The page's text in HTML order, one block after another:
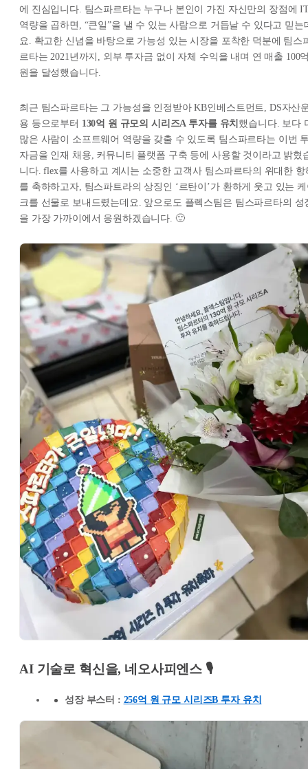
에 진심입니다. 팀스파르타는 누구나 본인이 가진 자신만의 장점에
역량을 곱하면, “큰일”을 낼 수 있는 사람으로 거듭날 수 있다고 믿는
요. 확고한 신념을 바탕으로 가능성 있는 시장을 포착한 덕분에 팀스
르타는 2021년까지, 외부 투자금 없이 자체 수익을 내며 연 매출 100
원을 달성했습니다.
최근 팀스파르타는 그 가능성을 인정받아 KB인베스트먼트, DS자산
용 등으로부터 130억 원 규모의 시리즈A 투자를 유치 했습니다. 보다
많은 사람이 소프트웨어 역량을 갖출 수 있도록 팀스파르타는 이번
자금을 인재 채용, 커뮤니티 플랫폼 구축 등에 사용할 것이라고 밝혔
니다. flex를 사용하고 계시는 소중한 고객사 팀스파르타의 위대한 항
를 축하하고자, 팀스파트라의 상징인 ‘르탄이’가 환하게 웃고 있는
크를 선물로 보내드렸는데요. 앞으로도 플렉스팀은 팀스파르타의 성
을 가장 가까이에서 응원하겠습니다. 🙂
AI 기술로 혁신을, 네오사피엔스 🎙
성장 부스터 : 256억 원 규모 시리즈B 투자 유치